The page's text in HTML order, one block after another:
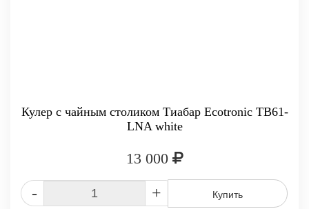
Кулер с чайным столиком Тиабар Ecotronic TB61-
LNA white
13 000
- + Купить